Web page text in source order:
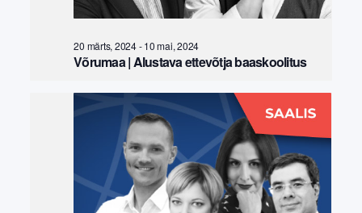
20 märts, 2024-10 mai, 2024
Võrumaa | Alustava ettevõtja baaskoolitus